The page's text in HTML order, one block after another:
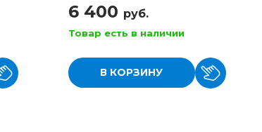
6 400 руб.
Товар есть в наличии
В КОРЗИНУ